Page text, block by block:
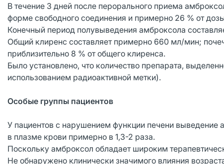
В течение 3 дней после перорального приема
форме свободного соединения и примерно 26 % от
Конечный период полувыведения амброксола
Общий клиренс составляет примерно 660 мл/мин;
приблизительно 8 % от общего клиренса.
Было установлено, что количество препарата,
использованием радиоактивной метки).
Особые группы пациентов
У пациентов с нарушением функции печени выведение
в плазме крови примерно в 1,3-2 раза.
Поскольку амброксол обладает широким
Не обнаружено клинически значимого влияния